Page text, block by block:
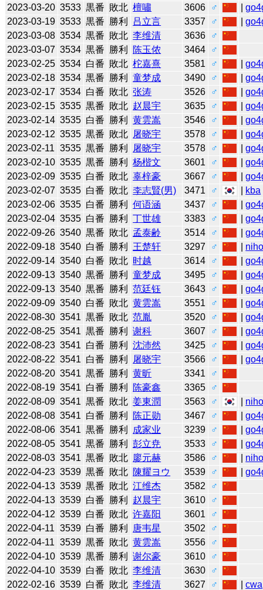
2023-03-20 3533 黒番 敗北 檀嘯 3606 ♂ |
2023-03-19 3533 黒番 勝利 吕立言 3357 ♂ |
2023-03-08 3534 黒番 敗北 李维清 3636
♂
2023-03-07 3534 黒番 勝利 陈玉侬 3464
♂
2023-02-25 3534 白番 敗北 柁嘉熹 3581 ♂ |
2023-02-18 3534 黒番 勝利 童梦成 3490 ♂ |
2023-02-17 3534 白番 敗北 张涛 3526 ♂ |
2023-02-15 3535 黒番 敗北 赵晨宇 3635 ♂ |
2023-02-14 3535 白番 勝利 黄雲嵩 3546 ♂ |
2023-02-12 3535 黒番 敗北 屠晓宇 3578 ♂ |
2023-02-11 3535 黒番 勝利 屠晓宇 3578 ♂ |
2023-02-10 3535 黒番 勝利 杨楷文 3601 ♂ |
2023-02-09 3535 白番 敗北 辜梓豪 3667 ♂ |
2023-02-07 3535 白番 敗北 李志賢(男) 3471 ♂ kba
2023-02-06 3535 白番 勝利 何语涵 3437 ♂ |
2023-02-04 3535 白番 勝利 丁世雄 3383 ♂ |
2022-09-26 3540 黒番 敗北 孟泰齢 3514 ♂ |
2022-09-18 3540 白番 勝利 王楚轩 3297 ♂
2022-09-14 3540 白番 敗北 时越 3614 ♂ |
2022-09-13 3540 黒番 勝利 童梦成 3495 ♂ |
2022-09-13 3540 黒番 勝利 范廷钰 3643 ♂ |
2022-09-09 3540 白番 敗北 黄雲嵩 3551 ♂ |
2022-08-30 3541 黒番 敗北 范胤 3520 ♂ |
2022-08-25 3541 黒番 勝利 谢科 3607 ♂ |
2022-08-23 3541 白番 勝利 沈沛然 3425 ♂ |
2022-08-22 3541 白番 勝利 屠晓宇 3566 ♂ |
2022-08-20 3541 黒番 勝利 黄昕 3341
♂
2022-08-19 3541 白番 勝利 陈豪鑫 3365
♂
2022-08-09 3541 黒番 敗北 姜東潤 3563 ♂
2022-08-08 3541 白番 勝利 陈正勋 3467 ♂ |
2022-08-06 3541 黒番 勝利 成家业 3239 ♂ |
2022-08-05 3541 黒番 勝利 彭立尭 3533 ♂ |
2022-08-03 3541 黒番 敗北 廖元赫 3586 ♂
2022-04-23 3539 黒番 敗北 陳耀ヨウ 3539 ♂ |
2022-04-13 3539 黒番 敗北 江维杰 3582
♂
2022-04-13 3539 白番 勝利 赵晨宇 3610
♂
2022-04-12 3539 白番 敗北 许嘉阳 3601
♂
2022-04-11 3539 白番 勝利 唐韦星 3502
♂
2022-04-11 3539 黒番 敗北 黄雲嵩 3556
♂
2022-04-10 3539 黒番 勝利 谢尔豪 3610
♂
2022-04-10 3539 白番 敗北 李维清 3630
♂
2022-02-16 3539 白番 敗北 李维清 3627 ♂ |cwa